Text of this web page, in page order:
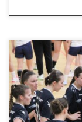
Mezőtúri AFC –
én, a bajnokság
Lilla 8, Kovács